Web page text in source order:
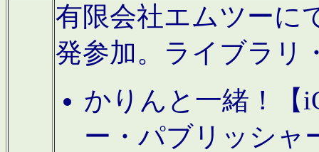
有限会社エムツーに
発参加。ライブラリ
かりんと一緒！【
ー・パブリッシャ